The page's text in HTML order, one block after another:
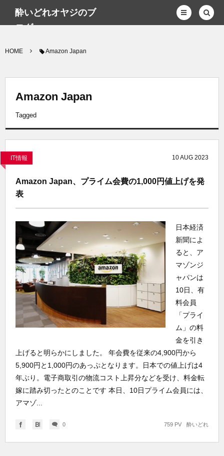
酔いどれオヤジのブ
ログwp
HOME Amazon Japan
Amazon Japan
Tagged
IT情報 10AUG 2023
Amazon Japan、プライム会費の1,000円値上げを発
表
日本経済
新聞によ
ると、ア
マゾンジ
ャパンは
10日、有
料会員
「プライ
ム」の料
金を引き
上げると明らかにしました。 年会費を従来の4,900円から
5,900円と1,000円のあっぷとなります。日本での値上げは4
年ぶり。電子商取引の物流コスト上昇分などを受け、料金転
嫁に踏み切ったとのことです 本日、10日プライム会員には、
アマゾ...
0 酔いどれ
759 PV